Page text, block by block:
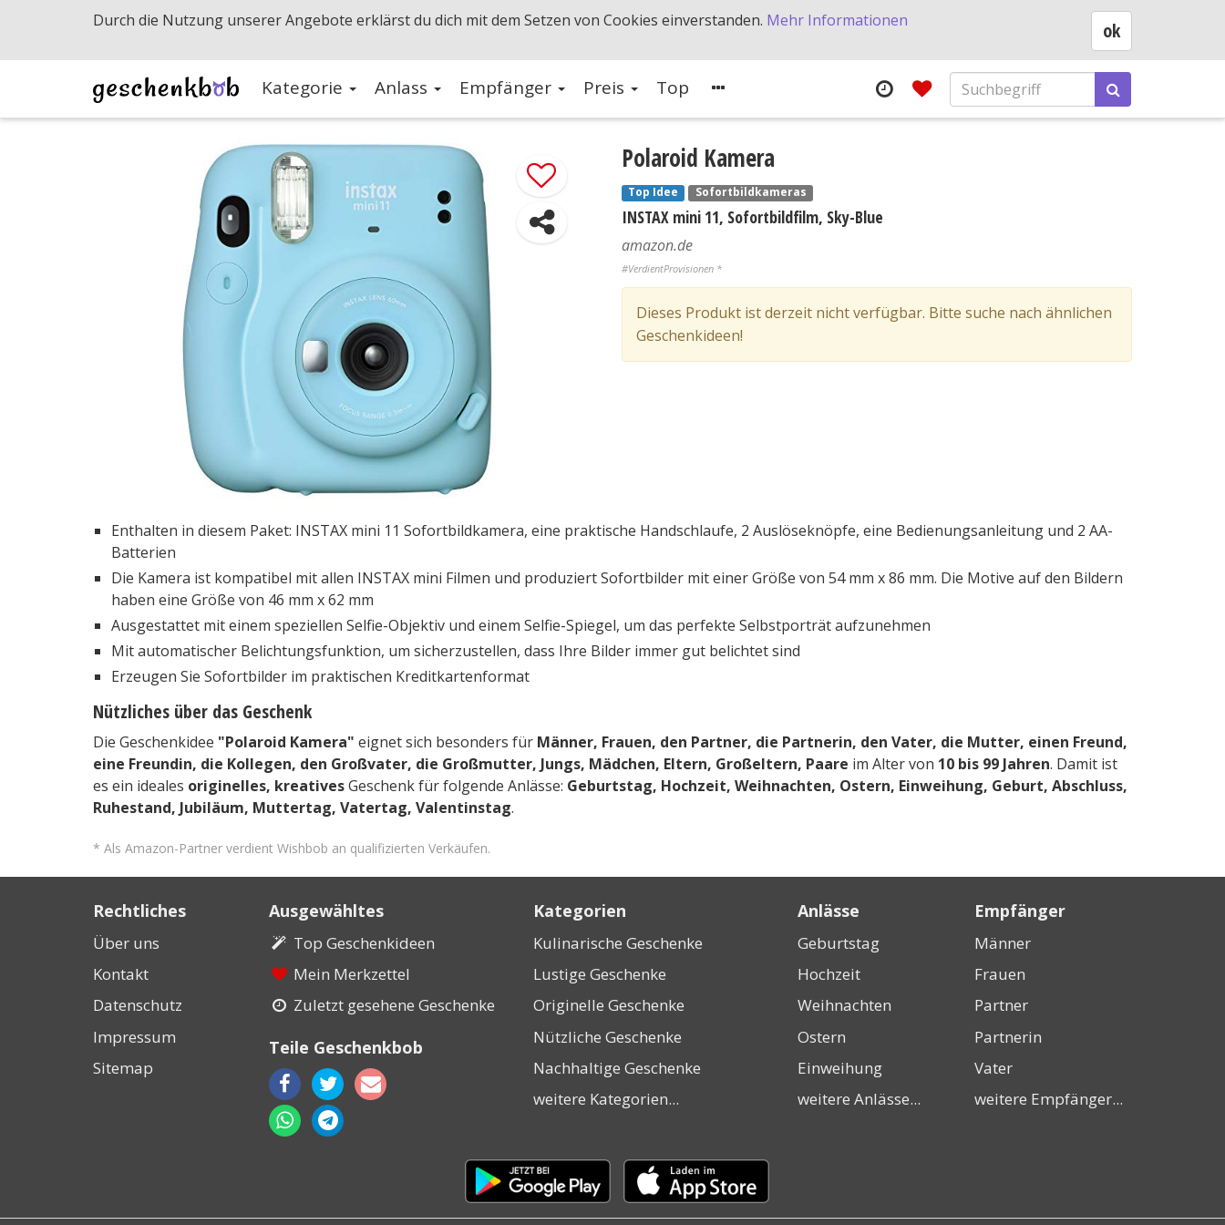
Kategorie Anlass Empfänger Preis Top
Polaroid Kamera
Top Idee Sofortbildkameras
INSTAX mini 11, Sofortbildfilm, Sky-Blue
amazon.de
#VerdientProvisionen *
Dieses Produkt ist derzeit nicht verfügbar. Bitte suche nach ähnlichen
Geschenkideen!
Enthalten in diesem Paket: INSTAX mini 11 Sofortbildkamera, eine praktische Handschlaufe, 2 Auslöseknöpfe, eine Bedienungsanleitung und 2 AA-
Batterien
Die Kamera ist kompatibel mit allen INSTAX mini Filmen und produziert Sofortbilder mit einer Größe von 54 mm x 86 mm. Die Motive auf den Bildern
haben eine Größe von 46 mm x 62 mm
Ausgestattet mit einem speziellen Selfie-Objektiv und einem Selfie-Spiegel, um das perfekte Selbstporträt aufzunehmen
Mit automatischer Belichtungsfunktion, um sicherzustellen, dass Ihre Bilder immer gut belichtet sind
Erzeugen Sie Sofortbilder im praktischen Kreditkartenformat
Nützliches über das Geschenk
Die Geschenkidee "Polaroid Kamera" eignet sich besonders für Männer, Frauen, den Partner, die Partnerin, den Vater, die Mutter, einen Freund,
eine Freundin, die Kollegen, den Großvater, die Großmutter, Jungs, Mädchen, Eltern, Großeltern, Paare im Alter von 10 bis 99 Jahren. Damit ist
es ein ideales originelles, kreativesGeschenk für folgende Anlässe: Geburtstag, Hochzeit, Weihnachten, Ostern, Einweihung, Geburt, Abschluss,
Ruhestand, Jubiläum, Muttertag, Vatertag, Valentinstag.
* Als Amazon-Partner verdient Wishbob an qualifizierten Verkäufen.
Rechtliches
Über uns
Kontakt
Datenschutz
Impressum
Sitemap
Ausgewähltes
Top Geschenkideen
Mein Merkzettel
Zuletzt gesehene Geschenke
Teile Geschenkbob
Kategorien
Kulinarische Geschenke
Lustige Geschenke
Originelle Geschenke
Nützliche Geschenke
Nachhaltige Geschenke
weitere Kategorien...
Anlässe
Geburtstag
Hochzeit
Weihnachten
Ostern
Einweihung
weitere Anlässe...
Empfänger
Männer
Frauen
Partner
Partnerin
Vater
weitere Empfänger...
Laden
im
Google
Laden
im
Apple
ok
Durch die Nutzung unserer Angebote erklärst du dich mit dem Setzen von Cookies einverstanden. Mehr Informationen